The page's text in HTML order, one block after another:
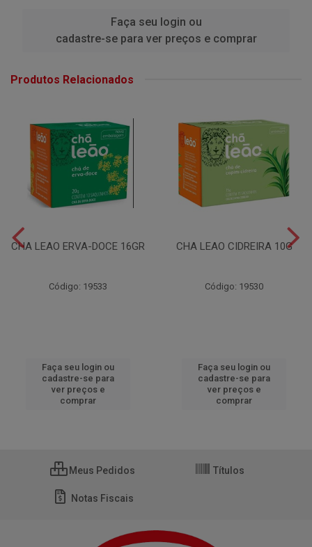
Faça seu login ou
cadastre-se para ver preços e comprar
Produtos Relacionados
CHA LEAO ERVA-DOCE 16GR
Código: 19533
Faça seu login ou
cadastre-se para
ver preços e
comprar
CHA LEAO CIDREIRA 10G
Código: 19530
Faça seu login ou
cadastre-se para
ver preços e
comprar
Meus Pedidos Títulos
Notas Fiscais